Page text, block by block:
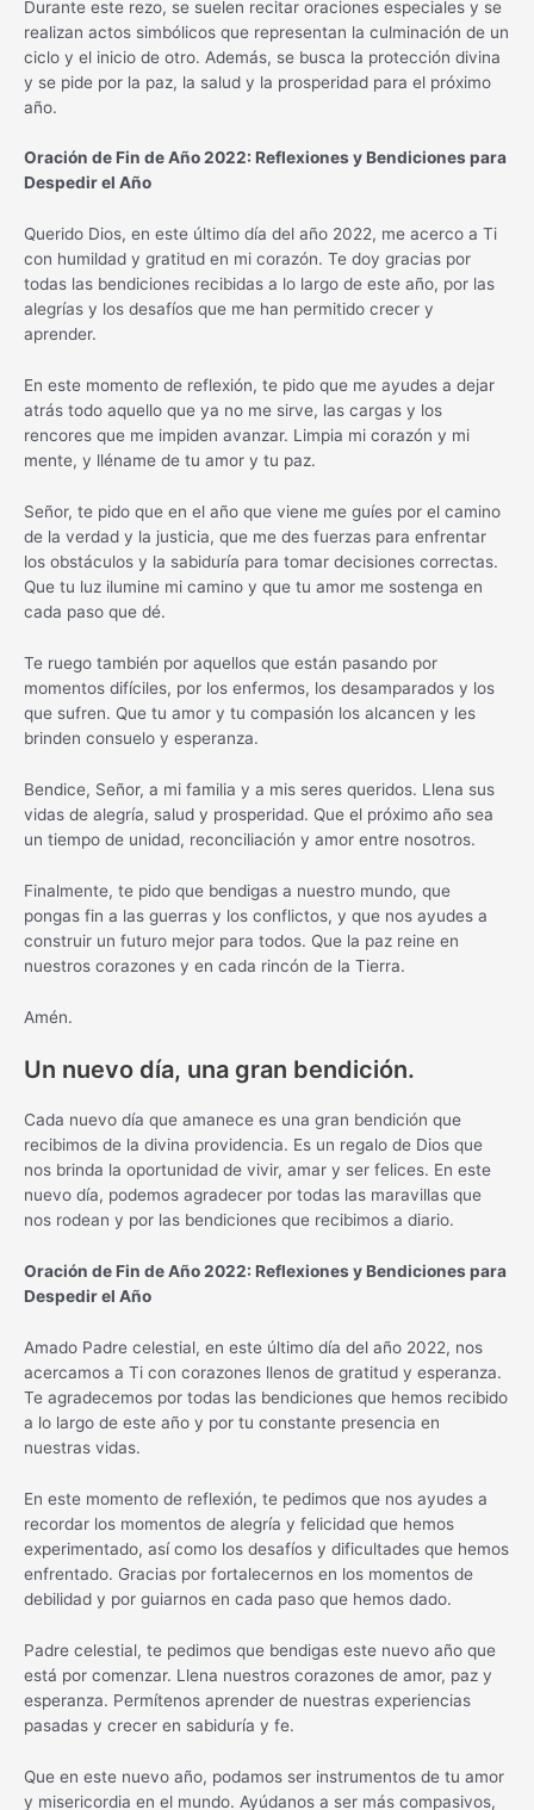
Durante este rezo, se suelen recitar oraciones especiales y se
realizan actos simbólicos que representan la culminación de un
ciclo y el inicio de otro. Además, se busca la protección divina
y se pide por la paz, la salud y la prosperidad para el próximo
año.
Oración de Fin de Año 2022: Reflexiones y Bendiciones para
Despedir el Año
Querido Dios, en este último día del año 2022, me acerco a Ti
con humildad y gratitud en mi corazón. Te doy gracias por
todas las bendiciones recibidas a lo largo de este año, por las
alegrías y los desafíos que me han permitido crecer y
aprender.
En este momento de reflexión, te pido que me ayudes a dejar
atrás todo aquello que ya no me sirve, las cargas y los
rencores que me impiden avanzar. Limpia mi corazón y mi
mente, y lléname de tu amor y tu paz.
Señor, te pido que en el año que viene me guíes por el camino
de la verdad y la justicia, que me des fuerzas para enfrentar
los obstáculos y la sabiduría para tomar decisiones correctas.
Que tu luz ilumine mi camino y que tu amor me sostenga en
cada paso que dé.
Te ruego también por aquellos que están pasando por
momentos difíciles, por los enfermos, los desamparados y los
que sufren. Que tu amor y tu compasión los alcancen y les
brinden consuelo y esperanza.
Bendice, Señor, a mi familia y a mis seres queridos. Llena sus
vidas de alegría, salud y prosperidad. Que el próximo año sea
un tiempo de unidad, reconciliación y amor entre nosotros.
Finalmente, te pido que bendigas a nuestro mundo, que
pongas fin a las guerras y los conflictos, y que nos ayudes a
construir un futuro mejor para todos. Que la paz reine en
nuestros corazones y en cada rincón de la Tierra.
Amén.
Un nuevo día, una gran bendición.
Cada nuevo día que amanece es una gran bendición que
recibimos de la divina providencia. Es un regalo de Dios que
nos brinda la oportunidad de vivir, amar y ser felices. En este
nuevo día, podemos agradecer por todas las maravillas que
nos rodean y por las bendiciones que recibimos a diario.
Oración de Fin de Año 2022: Reflexiones y Bendiciones para
Despedir el Año
Amado Padre celestial, en este último día del año 2022, nos
acercamos a Ti con corazones llenos de gratitud y esperanza.
Te agradecemos por todas las bendiciones que hemos recibido
a lo largo de este año y por tu constante presencia en
nuestras vidas.
En este momento de reflexión, te pedimos que nos ayudes a
recordar los momentos de alegría y felicidad que hemos
experimentado, así como los desafíos y dificultades que hemos
enfrentado. Gracias por fortalecernos en los momentos de
debilidad y por guiarnos en cada paso que hemos dado.
Padre celestial, te pedimos que bendigas este nuevo año que
está por comenzar. Llena nuestros corazones de amor, paz y
esperanza. Permítenos aprender de nuestras experiencias
pasadas y crecer en sabiduría y fe.
Que en este nuevo año, podamos ser instrumentos de tu amor
y misericordia en el mundo. Ayúdanos a ser más compasivos,